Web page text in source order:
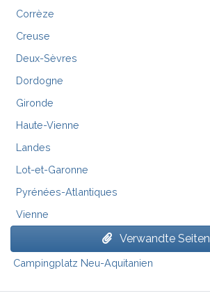
Corrèze
Creuse
Deux-Sèvres
Dordogne
Gironde
Haute-Vienne
Landes
Lot-et-Garonne
Pyrénées-Atlantiques
Vienne
Verwandte Seiten
Campingplatz Neu-Aquitanien